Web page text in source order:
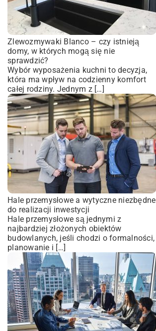
Zlewozmywaki Blanco – czy istnieją
domy, w których mogą się nie
sprawdzić?
Wybór wyposażenia kuchni to decyzja,
która ma wpływ na codzienny komfort
całej rodziny. Jednym z […]
Hale przemysłowe a wytyczne niezbędne
do realizacji inwestycji
Hale przemysłowe są jednymi z
najbardziej złożonych obiektów
budowlanych, jeśli chodzi o formalności,
planowanie i […]